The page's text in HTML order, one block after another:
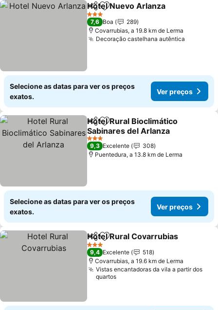
PartilharAdicionar aos favoritos
Hotel Nuevo Arlanza
3 Estrelas
7,6 Boa
289
Covarrubias, a 19.8 km de Lerma
Decoração castelhana autêntica
Selecione as datas para ver os preços
exatos.
Ver preços
PartilharAdicionar aos favoritos
Hotel Rural Bioclimático
Sabinares del Arlanza
Ver preços
3 Estrelas
9,3 Excelente
308
Puentedura, a 13.8 km de Lerma
Selecione as datas para ver os preços
exatos.
Ver preços
PartilharAdicionar aos favoritos
Hotel Rural Covarrubias
3 Estrelas
9,4 Excelente
518
Covarrubias, a 19.6 km de Lerma
Vistas encantadoras da vila a partir dos
quartos